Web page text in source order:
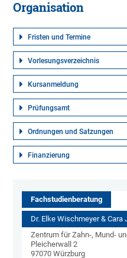
Organisation
Fristen und Termine
Vorlesungsverzeichnis
Kursanmeldung
Prüfungsamt
Ordnungen und Satzungen
Finanzierung
Fachstudienberatung
Dr. Elke Wischmeyer & Cara
Zentrum für Zahn-, Mund-
Pleicherwall 2
97070 Würzburg